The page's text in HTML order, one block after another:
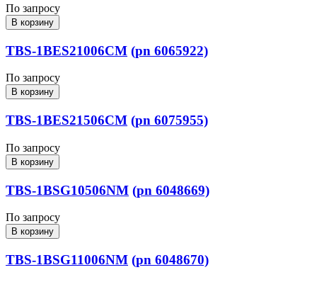
По запросу
В корзину
TBS-1BES21006CM (pn 6065922)
По запросу
В корзину
TBS-1BES21506CM (pn 6075955)
По запросу
В корзину
TBS-1BSG10506NM (pn 6048669)
По запросу
В корзину
TBS-1BSG11006NM (pn 6048670)